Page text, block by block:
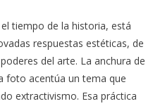
tiempo de la historia, está
respuestas estéticas, de
del arte. La anchura de
foto acentúa un tema que
extractivismo. Esa práctica